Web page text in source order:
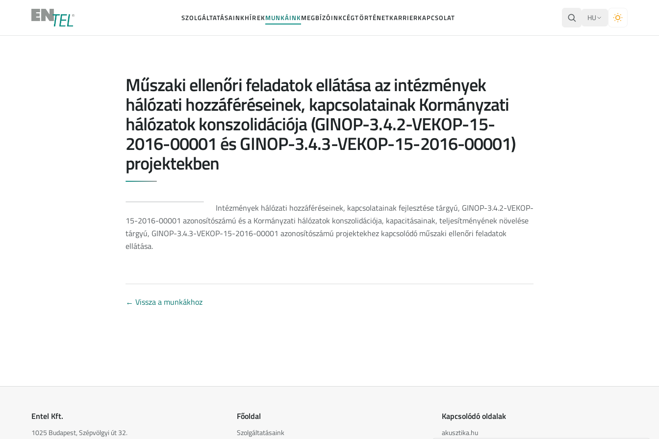
SZOLGÁLTATÁSAINKHÍREKMUNKÁINKMEGBÍZÓINKCÉGTÖRTÉNETKARRIERKAPCSOLAT HU
Műszaki ellenőri feladatok ellátása az intézmények
hálózati hozzáféréseinek, kapcsolatainak Kormányzati
hálózatok konszolidációja (GINOP-3.4.2-VEKOP-15-
2016-00001 és GINOP-3.4.3-VEKOP-15-2016-00001)
projektekben
Intézmények hálózati hozzáféréseinek, kapcsolatainak fejlesztése tárgyú, GINOP-3.4.2-VEKOP-
15-2016-00001 azonosítószámú és a Kormányzati hálózatok konszolidációja, kapacitásainak, teljesítményének növelése
tárgyú, GINOP-3.4.3-VEKOP-15-2016-00001 azonosítószámú projektekhez kapcsolódó műszaki ellenőri feladatok
ellátása.
← Vissza a munkákhoz
Entel Kft.
1025 Budapest, Szépvölgyi út 32.
Főoldal
Szolgáltatásaink
Kapcsolódó oldalak
akusztika.hu